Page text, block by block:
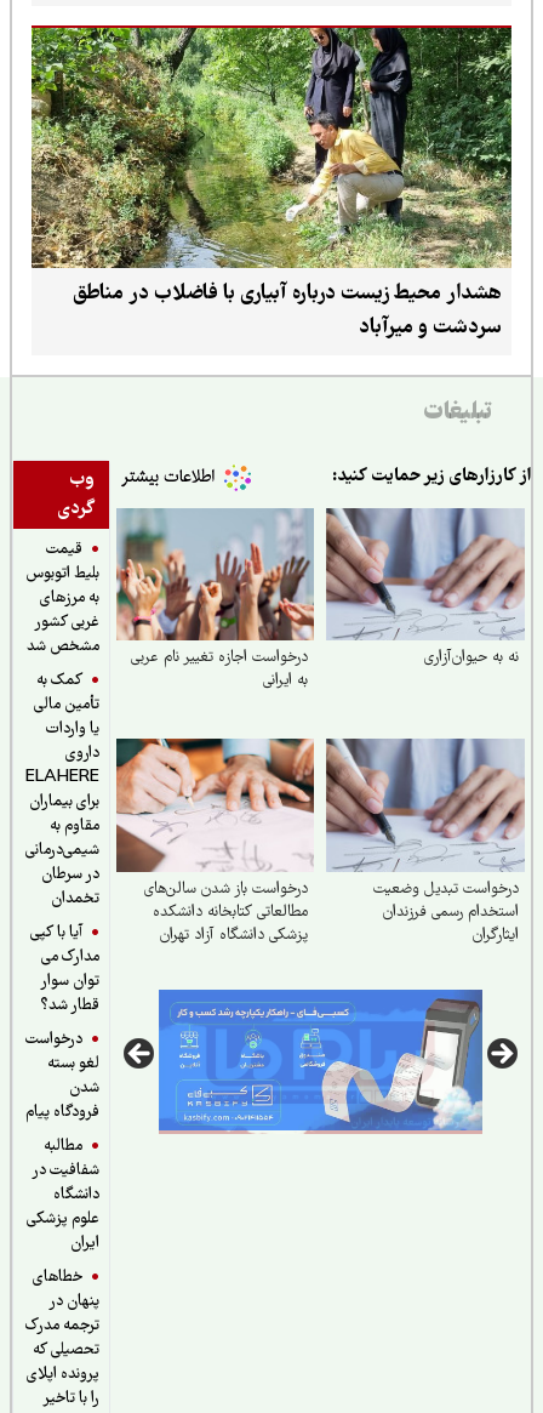
هشدار محیط زیست درباره آبیاری با فاضلاب در مناطق
سردشت و میرآباد
تبلیغات
وب
گردی
قیمت
بلیط اتوبوس
به مرزهای
غربی کشور
مشخص شد
کمک به
تأمین مالی
یا واردات
داروی
ELAHERE
برای بیماران
مقاوم به
شیمی‌درمانی
در سرطان
تخمدان
آیا با کپی
مدارک می
توان سوار
قطار شد؟
درخواست
لغو بسته
فرودگاه پیام
مطالبه
شفافیت در
دانشگاه
علوم پزشکی
خطاهای
پنهان در
ترجمه مدرک
تحصیلی که
پرونده اپلای
را با تاخیر
زیر حمایت کنید:
حیوان‌آزاری
درخواست اجازه تغییر نام عربی
به ایرانی
تبدیل وضعیت
رسمی فرزندان
درخواست باز شدن سالن‌های
مطالعاتی کتابخانه دانشکده
پزشکی دانشگاه آزاد تهران